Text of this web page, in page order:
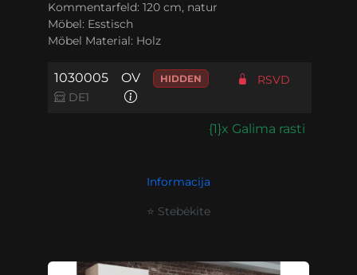
Kommentarfeld: 120 cm, natur
Möbel: Esstisch
Möbel Material: Holz
1030005
DE1
OV HIDDEN RSVD
{1}x Galima rasti
Informacija
⭐ Stebėkite